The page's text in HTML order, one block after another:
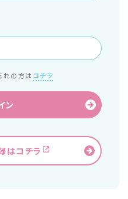
れの方は コチラ
ン
はコチラ